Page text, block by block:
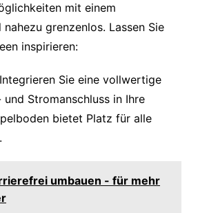
mit einem
grenzenlos. Lassen Sie
inspirieren:
Sie eine vollwertige
und Stromanschluss in Ihre
bietet Platz für alle
umbauen - für mehr